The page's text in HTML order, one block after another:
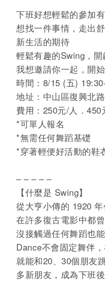
下班好想輕鬆的參加
想找一件事情，走出
新生活的期待
輕鬆有趣的Swing，開
我想邀請你一起，開
時間：8/15 (五)
地址：中山區復興北
費用：250元/人．450
*可單人報名
*無需任何舞蹈基礎
*穿著輕便好活動的鞋
– – – – –
【什麼是 Swing】
從大亨小傳的 1920
在許多復古電影中都
沒接觸過任何舞蹈也
Dance不會固定舞伴
就能和20、30個朋友
多新朋友，成為下班